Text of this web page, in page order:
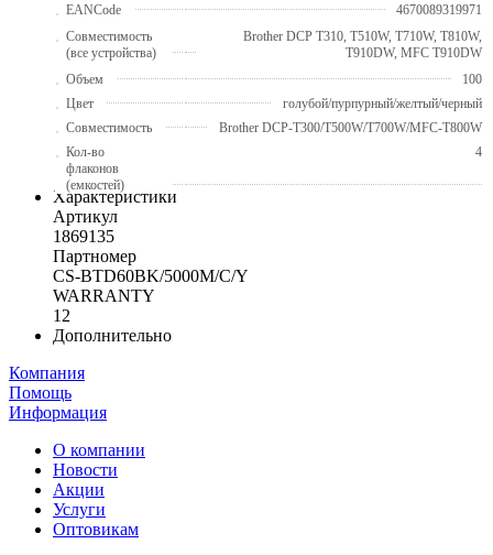
EANCode
4670089319971
Совместимость
(все устройства)
Brother DCP T310, T510W, T710W, T810W,
T910DW, MFC T910DW
Объем
100
Цвет
голубой/пурпурный/желтый/черный
Совместимость
Brother DCP-T300/T500W/T700W/MFC-T800W
Кол-во
флаконов
(емкостей)
4
Характеристики
Артикул
1869135
Партномер
CS-BTD60BK/5000M/C/Y
WARRANTY
12
Дополнительно
Компания
Помощь
Информация
О компании
Новости
Акции
Услуги
Оптовикам